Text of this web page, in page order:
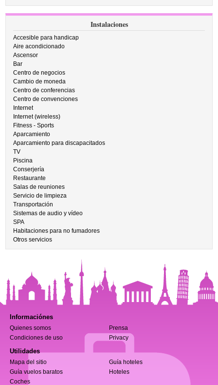
Instalaciones
Accesible para handicap
Aire acondicionado
Ascensor
Bar
Centro de negocios
Cambio de moneda
Centro de conferencias
Centro de convenciones
Internet
Internet (wireless)
Fitness - Sports
Aparcamiento
Aparcamiento para discapacitados
TV
Piscina
Conserjería
Restaurante
Salas de reuniones
Servicio de limpieza
Transportación
Sistemas de audio y vídeo
SPA
Habitaciones para no fumadores
Otros servicios
Informaciónes
Quienes somos
Prensa
Condiciones de uso
Privacy
Utilidades
Mapa del sitio
Guía hoteles
Guía vuelos baratos
Hoteles
Coches